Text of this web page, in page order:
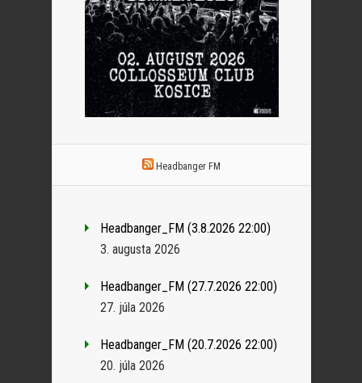
Headbanger FM
Headbanger_FM (3.8.2026 22:00)
3. augusta 2026
Headbanger_FM (27.7.2026 22:00)
27. júla 2026
Headbanger_FM (20.7.2026 22:00)
20. júla 2026